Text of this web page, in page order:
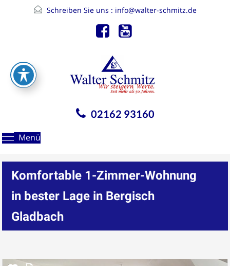
Schreiben Sie uns : info@walter-schmitz.de
02162 93160
Menü
Komfortable 1-Zimmer-Wohnung
in bester Lage in Bergisch
Gladbach